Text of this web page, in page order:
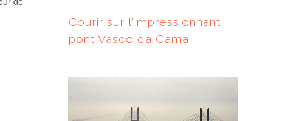
Courir sur l'impressionnant
pont Vasco da Gama